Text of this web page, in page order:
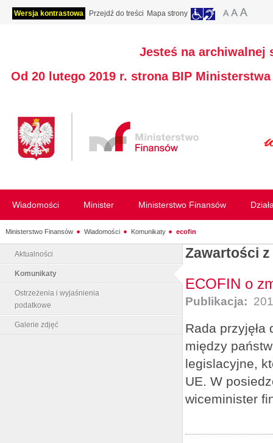
Wersja kontrastowa Przejdź do treści Mapa strony
Jesteś na archiwalnej
Od 20 lutego 2019 r. strona BIP
Wiadomości Minister Ministerstwo Finansów
Ministerstwo Finansów Wiadomości Komunikaty ecofin
Aktualności
Komunikaty
Ostrzeżenia i wyjaśnienia
podatkowe
Galerie zdjęć
Zawartości
ECOFIN o
Publikacja:
Rada
między
legislacyjne,
UE. W
wiceminister